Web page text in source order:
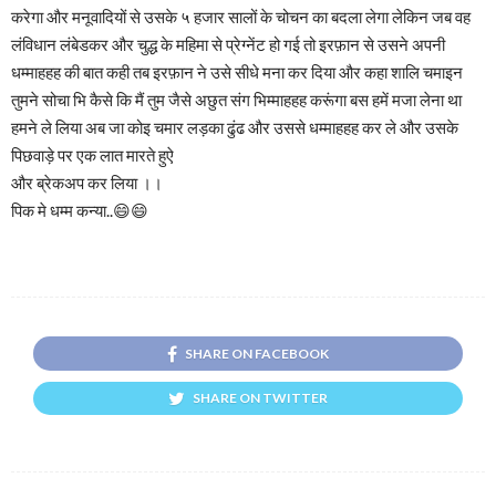
करेगा और मनूवादियों से उसके ५ हजार सालों के चोचन का बदला लेगा लेकिन जब वह
लंविधान लंबेडकर और चुद्ध के महिमा से प्रेग्नेंट हो गई तो इरफ़ान से उसने अपनी
धम्माहहह की बात कही तब इरफ़ान ने उसे सीधे मना कर दिया और कहा शालि चमाइन
तुमने सोचा भि कैसे कि मैं तुम जैसे अछुत संग भिम्माहहह करूंगा बस हमें मजा लेना था
हमने ले लिया अब जा कोइ चमार लड़का ढुंढ और उससे धम्माहहह कर ले और उसके
पिछवाड़े पर एक लात मारते हुऐ
और ब्रेकअप कर लिया ।।
पिक मे धम्म कन्या..😄😄
SHARE ON FACEBOOK
SHARE ON TWITTER